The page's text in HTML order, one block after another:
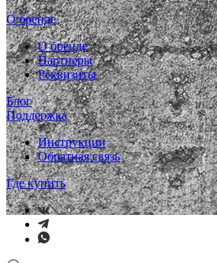
О бренде
О бренде
Партнеры
Реквизиты
Блог
Поддержка
Инструкции
Обратная связь
Где купить